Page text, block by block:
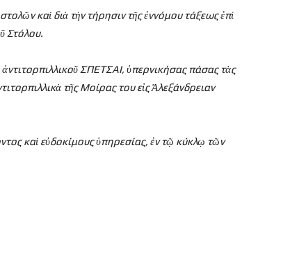
ῶν καὶ διὰ τὴν τήρησιν τῆςἐννόμου τάξεωςἐπὶ
ῦ Στόλου.
ἀντιτορπιλλικοῦ ΣΠΕΤΣΑΙ, ὑπερνικήσας πάσας τὰς
ὰ τῆς Μοίρας του εἰςἈλεξάνδρειαν
καὶ εὐδοκίμουςὑπηρεσίας, ἐν τῷ κύκλῳ τῶν